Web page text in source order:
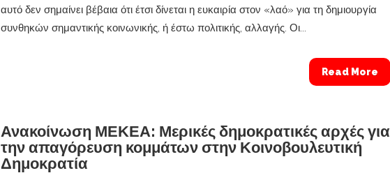
αυτό δεν σημαίνει βέβαια ότι έτσι δίνεται η ευκαιρία στον «λαό» για τη δημιουργία
συνθηκών σημαντικής κοινωνικής, ή έστω πολιτικής, αλλαγής. Οι...
Read More
Ανακοίνωση ΜΕΚΕΑ: Μερικές δημοκρατικές αρχές για
την απαγόρευση κομμάτων στην Κοινοβουλευτική
Δημοκρατία